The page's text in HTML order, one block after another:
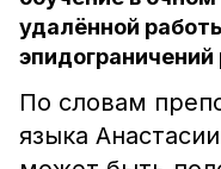
удалённой
эпидограничений
По словам
языка